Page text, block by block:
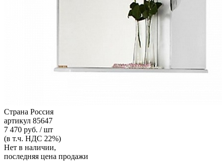
Страна Россия
артикул 85647
7 470 руб. / шт
(в т.ч. НДС 22%)
Нет в наличии,
последняя цена продажи